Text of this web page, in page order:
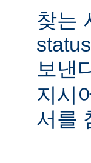
찾는
보낸
지시
서를